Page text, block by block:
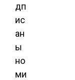
дп
ис
ан
ы
но
ми